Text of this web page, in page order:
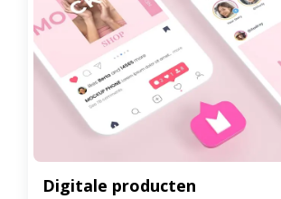
Digitale producten